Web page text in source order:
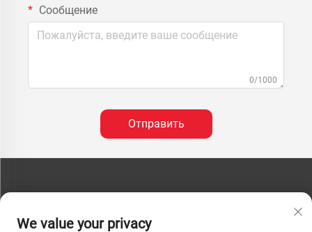
Сообщение
0/1000
Отправить
Телефон:+86-13793890209
We value your privacy